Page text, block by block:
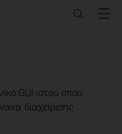
SearchMenu
GUI ιστού όπου
διαχείρισης